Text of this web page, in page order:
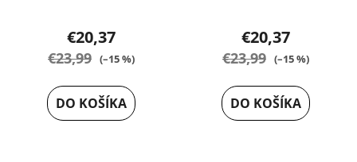
hodnotenie
produktu
je
5,0
€20,37
€23,99 (–15 %)
DO KOŠÍKA
hodnotenie
produktu
je
5,0
€20,37
€23,99 (–15 %)
DO KOŠÍKA